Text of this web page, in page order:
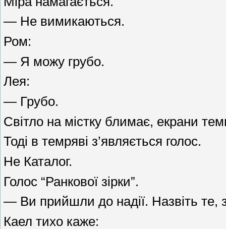
— Не вимикаються.
Ром:
— Я можу грубо.
Лея:
— Грубо.
Світло на містку блимає, екрани
Тоді в темряві з’являється голос.
Не Каталог.
Голос “Ранкової зірки”.
— Ви прийшли до надії. Назвіть те,
Каел тихо каже: